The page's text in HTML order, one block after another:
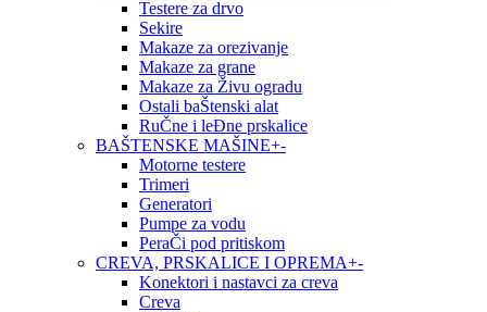
Testere za drvo
Sekire
Makaze za orezivanje
Makaze za grane
Makaze za Živu ogradu
Ostali baŠtenski alat
RuČne i leĐne prskalice
BAŠTENSKE MAŠINE+-
Motorne testere
Trimeri
Generatori
Pumpe za vodu
PeraČi pod pritiskom
CREVA, PRSKALICE I OPREMA+-
Konektori i nastavci za creva
Creva